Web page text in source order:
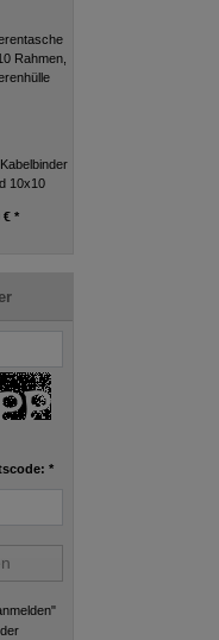
Rahmen,
10x10
€ *
*